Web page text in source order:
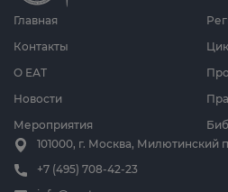
Главная
О ЕАТ
Новости
Мероприятия
Контакты
101000, г. Москва, Милютинский
+7 (495) 708-42-23